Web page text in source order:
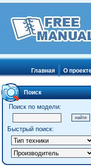
Главная О
Поиск
Поиск по модели:
Быстрый поиск: